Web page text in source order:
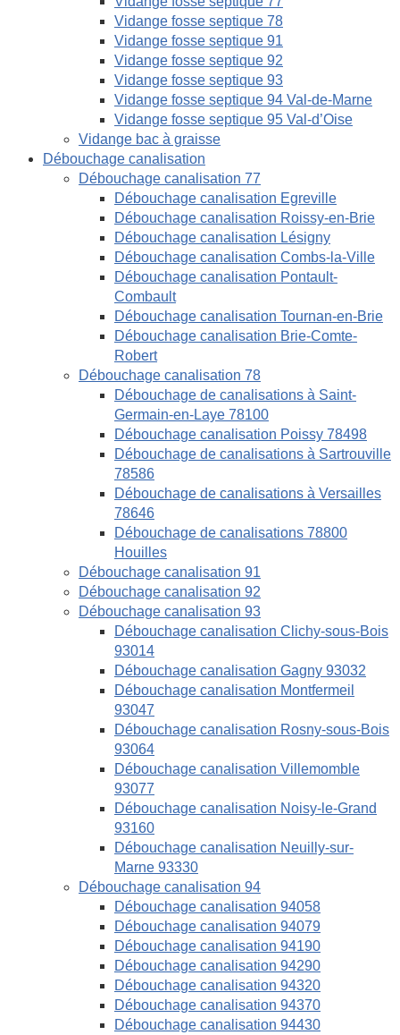
Vidange fosse septique 78
Vidange fosse septique 91
Vidange fosse septique 92
Vidange fosse septique 93
Vidange fosse septique 94 Val-de-Marne
Vidange fosse septique 95 Val-d’Oise
Vidange bac à graisse
Débouchage canalisation
Débouchage canalisation 77
Débouchage canalisation Egreville
Débouchage canalisation Roissy-en-Brie
Débouchage canalisation Lésigny
Débouchage canalisation Combs-la-Ville
Débouchage canalisation Pontault-
Combault
Débouchage canalisation Tournan-en-Brie
Débouchage canalisation Brie-Comte-
Robert
Débouchage canalisation 78
Débouchage de canalisations à Saint-
Germain-en-Laye 78100
Débouchage canalisation Poissy 78498
Débouchage de canalisations à Sartrouville
78586
Débouchage de canalisations à Versailles
78646
Débouchage de canalisations 78800
Houilles
Débouchage canalisation 91
Débouchage canalisation 92
Débouchage canalisation 93
Débouchage canalisation Clichy-sous-Bois
93014
Débouchage canalisation Gagny 93032
Débouchage canalisation Montfermeil
93047
Débouchage canalisation Rosny-sous-Bois
93064
Débouchage canalisation Villemomble
93077
Débouchage canalisation Noisy-le-Grand
93160
Débouchage canalisation Neuilly-sur-
Marne 93330
Débouchage canalisation 94
Débouchage canalisation 94058
Débouchage canalisation 94079
Débouchage canalisation 94190
Débouchage canalisation 94290
Débouchage canalisation 94320
Débouchage canalisation 94370
Débouchage canalisation 94430